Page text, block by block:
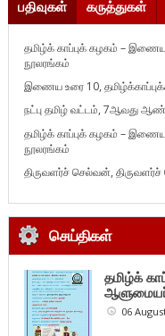
பதிவுகள் கருத்துகள்
தமிழ்க் காப்புக் கழகம் –
நூலரங்கம்
இணைய உரை 10,
நட்பு தமிழ் வட்டம், 7ஆவது
தமிழ்க் காப்புக் கழகம் –
நூலரங்கம்
திருவளர்ச் செல்வன்,
செய்திகள்
தமிழ்க்
06